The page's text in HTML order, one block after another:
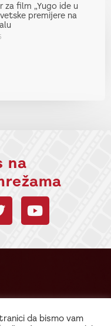
film „Yugo ide u
premijere na
na
da bismo vam